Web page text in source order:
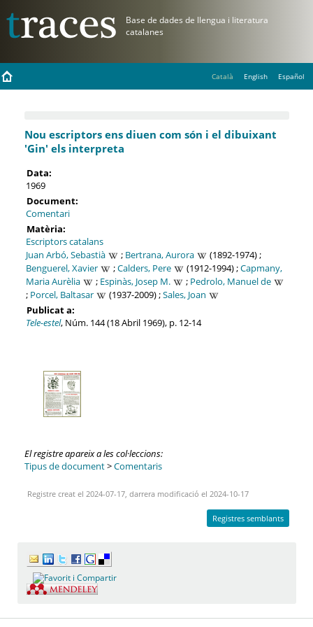
Català English Español
Nou escriptors ens diuen com són i el dibuixant
'Gin' els interpreta
Data:
1969
Document:
Comentari
Matèria:
Escriptors catalans
Juan Arbó, Sebastià
; Bertrana, Aurora
(1892-1974) ;
Benguerel, Xavier
;Calders, Pere (1912-1994) ;Capmany,
Maria Aurèlia
; Espinàs, Josep M. ; Pedrolo, Manuel de
; Porcel, Baltasar (1937-2009) ;Sales, Joan
Publicat a:
Tele-estel, Núm. 144 (18 Abril 1969), p. 12-14
El registre apareix a les col·leccions:
Tipus de document>Comentaris
Registre creat el 2024-07-17, darrera modificació el 2024-10-17
Registres semblants